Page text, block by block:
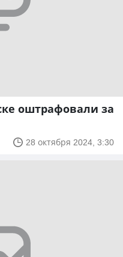
оштрафовали за
28 октября 2024, 3:30